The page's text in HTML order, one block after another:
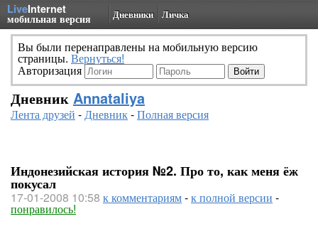
LiveInternet
мобильная версия Дневники Личка
Вы были перенаправлены на мобильную версию
страницы. Вернуться!
Авторизация
Дневник Annataliya
Лента друзей -Дневник-Полная версия
Индонезийская история №2. Про то, как меня ёж
покусал
17-01-2008 10:58 к комментариям-к полной версии -
понравилось!